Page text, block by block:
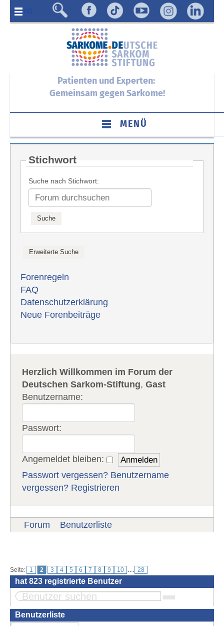
Menü
Patienten und Experten:
Gemeinsam gegen Sarkome!
MENÜ
Stichwort
Suche nach Stichwort:
Forenregeln
FAQ
Datenschutzerklärung
Neue Forenbeiträge
Herzlich Willkommen im Forum der
Deutschen Sarkom-Stiftung,Gast
Benutzername:
Passwort:
Angemeldet bleiben:
Passwort vergessen? Benutzername
vergessen? Registrieren
Forum Benutzerliste
Seite: 1 2 3 4 5 6 7 8 9 10 ... 28
hat 823 registrierte Benutzer
Benutzerliste